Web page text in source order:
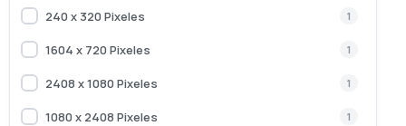
Honeywell 2
HONOR 3
Iggual 2
Ksix 2
240 x 320 Pixeles 1
1604 x 720 Pixeles 1
2408 x 1080 Pixeles 1
1080 x 2408 Pixeles 1